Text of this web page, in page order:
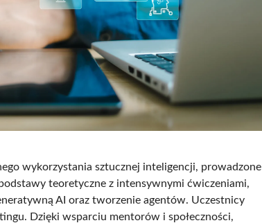
wykorzystania sztucznej inteligencji, prowadzone
teoretyczne z intensywnymi ćwiczeniami,
AI oraz tworzenie agentów. Uczestnicy
Dzięki wsparciu mentorów i społeczności,